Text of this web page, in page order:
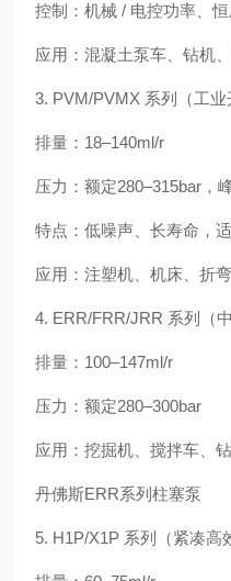
控制：机械 / 电控功率、
应用：混凝土泵车、钻机
3. PVM/PVMX 系列（工业
排量：18–140ml/r
压力：额定280–315bar，
特点：低噪声、长寿命，
应用：注塑机、机床、折
4. ERR/FRR/JRR 系列（
排量：100–147ml/r
压力：额定280–300bar
应用：挖掘机、搅拌车、
丹佛斯ERR系列柱塞泵
5. H1P/X1P 系列（紧凑高